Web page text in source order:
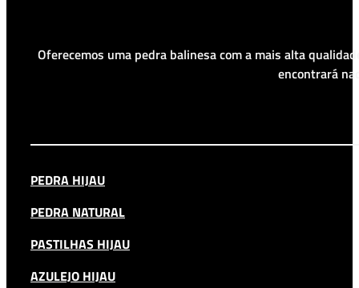
Oferecemos uma pedra balinesa com a mais alta
encontrará
PEDRA HIJAU
PEDRA NATURAL
PASTILHAS HIJAU
AZULEJO HIJAU